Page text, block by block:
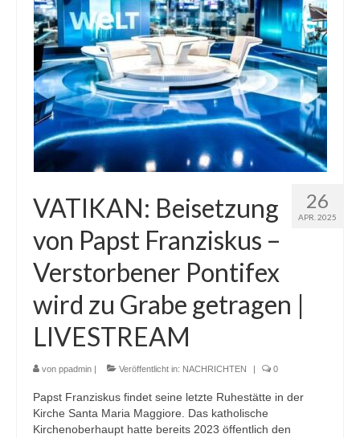
26
APR. 2025
VATIKAN: Beisetzung
von Papst Franziskus –
Verstorbener Pontifex
wird zu Grabe getragen |
LIVESTREAM
von ppadmin Veröffentlicht in: NACHRICHTEN 0
Papst Franziskus findet seine letzte Ruhestätte in der
Kirche Santa Maria Maggiore. Das katholische
Kirchenoberhaupt hatte bereits 2023 öffentlich den